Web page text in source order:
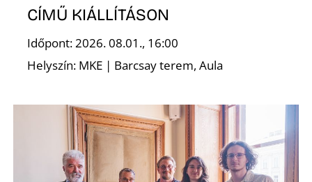
CÍMŰ KIÁLLÍTÁSON
Időpont: 2026. 08.01., 16:00
Helyszín: MKE | Barcsay terem, Aula